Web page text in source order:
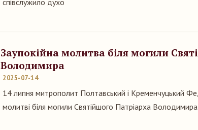
співслужило духо
Заупокійна молитва біля могили
Володимира
2025-07-14
14 липня митрополит Полтавський і Кременчуцький
молитві біля могили Святійшого Патріарха Володимира.